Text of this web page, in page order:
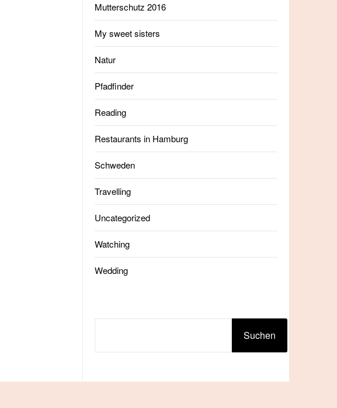
Mutterschutz 2016
My sweet sisters
Natur
Pfadfinder
Reading
Restaurants in Hamburg
Schweden
Travelling
Uncategorized
Watching
Wedding
Suchen